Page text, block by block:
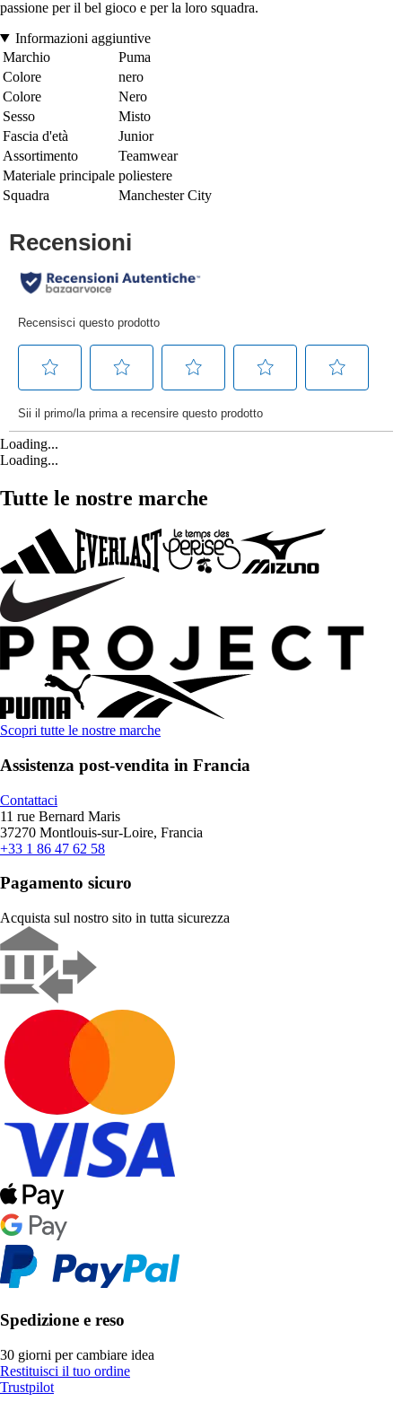
passione per il bel gioco e per la loro squadra.
Informazioni aggiuntive
Marchio
Puma
Colore
nero
Colore
Nero
Sesso
Misto
Fascia d'età
Junior
Assortimento
Teamwear
Materiale principale poliestere
Squadra
Manchester City
Loading...
Loading...
Tutte le nostre marche
Scopri tutte le nostre marche
Assistenza post-vendita in Francia
Contattaci
11 rue Bernard Maris
37270 Montlouis-sur-Loire, Francia
+33 1 86 47 62 58
Pagamento sicuro
Acquista sul nostro sito in tutta sicurezza
Spedizione e reso
30 giorni per cambiare idea
Restituisci il tuo ordine
Trustpilot